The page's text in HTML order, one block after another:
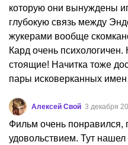
которую они вынуждены
глубокую связь между
жукерами вообще
Кард очень психологичен.
стоящие! Начитка тоже
пары исковерканных имен
Алексей Свой 3 декабря
Фильм очень понравился,
удовольствием. Тут нашел